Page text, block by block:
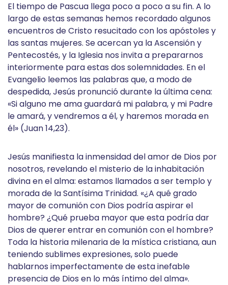
El tiempo de Pascua llega poco a poco a su fin. A lo
largo de estas semanas hemos recordado algunos
encuentros de Cristo resucitado con los apóstoles y
las santas mujeres. Se acercan ya la Ascensión y
Pentecostés, y la Iglesia nos invita a prepararnos
interiormente para estas dos solemnidades. En el
Evangelio leemos las palabras que, a modo de
despedida, Jesús pronunció durante la última cena:
«Si alguno me ama guardará mi palabra, y mi Padre
le amará, y vendremos a él, y haremos morada en
él» (Juan 14,23).
Jesús manifiesta la inmensidad del amor de Dios por
nosotros, revelando el misterio de la inhabitación
divina en el alma: estamos llamados a ser templo y
morada de la Santísima Trinidad. «¿A qué grado
mayor de comunión con Dios podría aspirar el
hombre? ¿Qué prueba mayor que esta podría dar
Dios de querer entrar en comunión con el hombre?
Toda la historia milenaria de la mística cristiana, aun
teniendo sublimes expresiones, solo puede
hablarnos imperfectamente de esta inefable
presencia de Dios en lo más íntimo del alma».